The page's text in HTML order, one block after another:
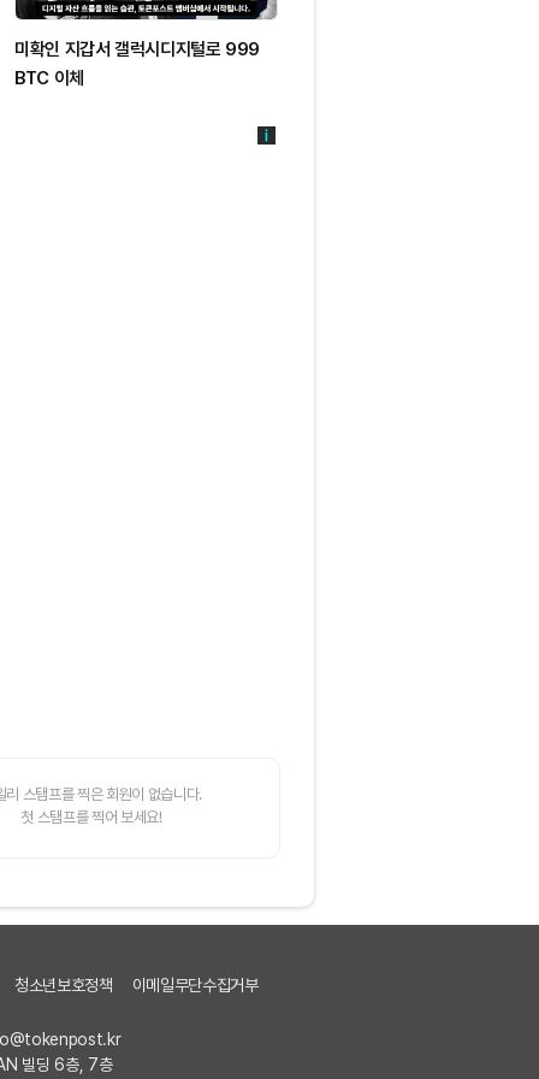
미확인 지갑서 갤럭시디지털로 999
BTC 이체
리 스탬프를 찍은 회원이 없습니다.
첫 스탬프를 찍어 보세요!
청소년보호정책 이메일무단수집거부
빌딩 6층, 7층